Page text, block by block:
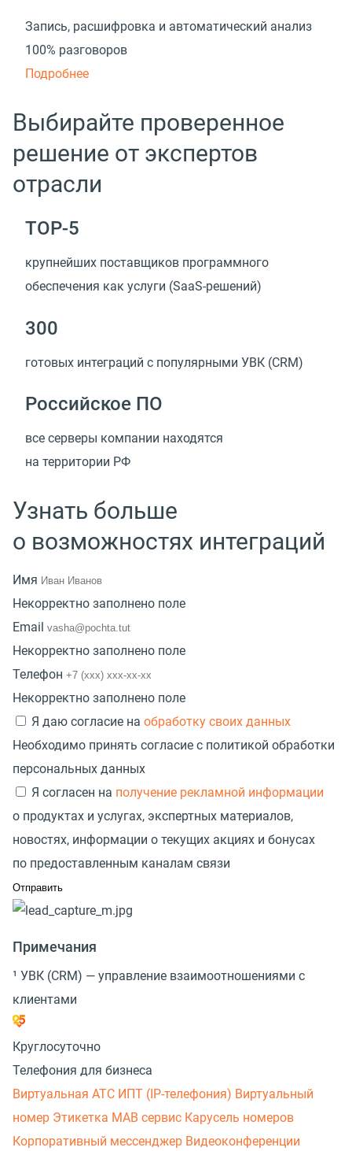
Запись, расшифровка и автоматический анализ
100% разговоров
Подробнее
Выбирайте проверенное
решение от экспертов
отрасли
TOP-5
крупнейших поставщиков программного
обеспечения как услуги (SaaS-решений)
300
готовых интеграций с популярными УВК (CRM)
Российское ПО
все серверы компании находятся
на территории РФ
Узнать больше
о возможностях интеграций
Имя
Некорректно заполнено поле
Email
Некорректно заполнено поле
Телефон
Некорректно заполнено поле
Я даю согласие на обработку своих данных
Необходимо принять согласие с политикой обработки
персональных данных
Я согласен на получение рекламной информации
о продуктах и услугах, экспертных материалов,
новостях, информации о текущих акциях и бонусах
по предоставленным каналам связи
Примечания
¹ УВК (CRM) — управление взаимоотношениями с
клиентами
Круглосуточно
Телефония для бизнеса
Виртуальная АТС ИПТ (IP-телефония) Виртуальный
номер Этикетка МАВ сервис Карусель номеров
Корпоративный мессенджер Видеоконференции